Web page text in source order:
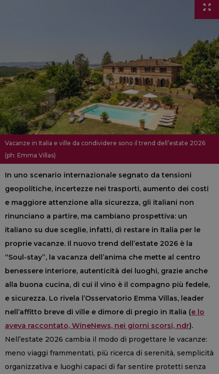
Vacanze in Italia e ville da condividere sono il trend dell’estate 2026
(ph: Emma Villas)
In uno scenario internazionale segnato da tensioni
geopolitiche, incertezze nei trasporti, aumento dei costi
e maggiore attenzione alla sicurezza, gli italiani non
rinunciano a partire, ma cambiano prospettiva: un
italiano su due sceglie, infatti, di restare in Italia per le
proprie vacanze. Il nuovo trend dell’estate 2026 è la
“Soul-stay”, la vacanza dell’anima che mette al centro
benessere interiore, autenticità dei luoghi, grazie anche
alla buona cucina, di cui il vino è il compagno più fedele,
e sicurezza. Lo rivela l’Osservatorio Emma Villas, leader
nell’affitto breve di ville e dimore di pregio in Italia (e lo
aveva raccontato, WineNews, nei giorni scorsi, ndr).
Nell’estate 2026 cambia il modo di progettare le vacanze:
meno viaggi frammentati, più ricerca di serenità, semplicità
organizzativa e luoghi capaci di far sentire protetti senza